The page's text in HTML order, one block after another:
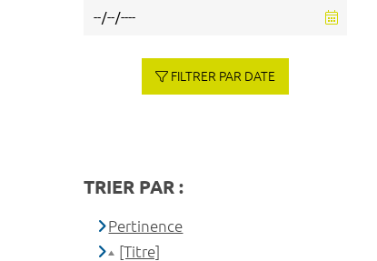
FILTRER PAR DATE
TRIER PAR :
Pertinence
[Titre]